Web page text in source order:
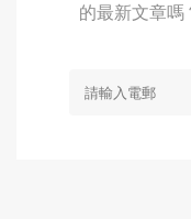
的最新文章嗎